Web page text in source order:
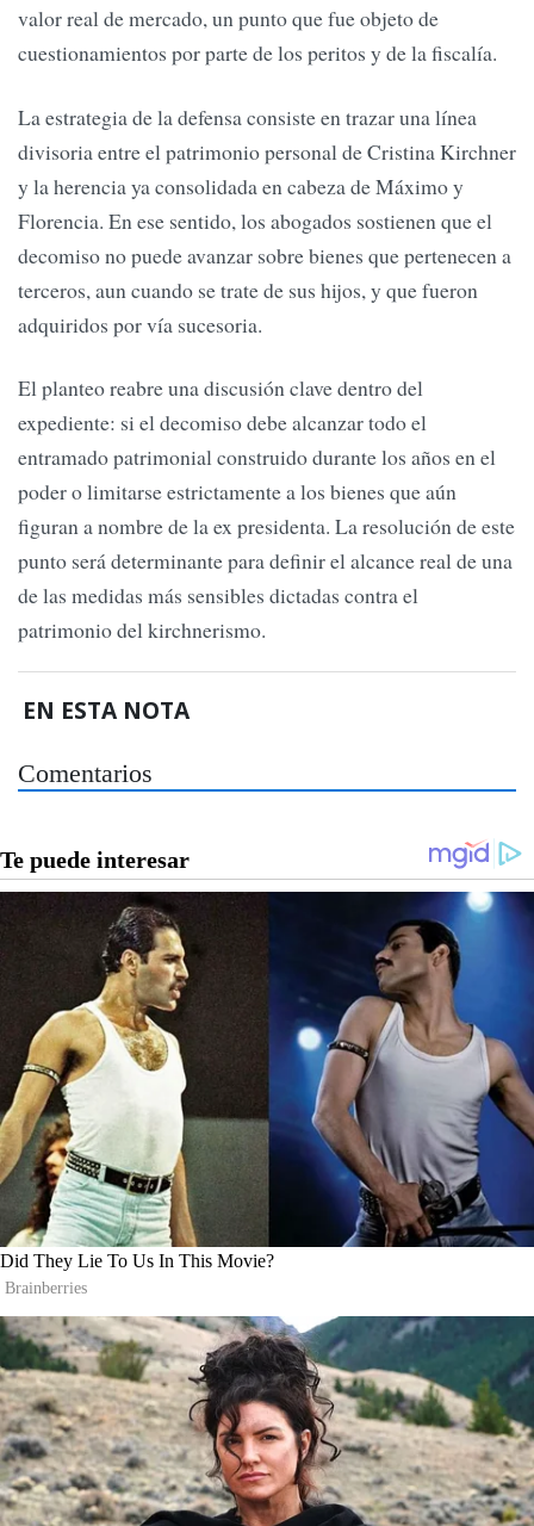
valor real de mercado, un punto que fue objeto de
cuestionamientos por parte de los peritos y de la fiscalía.
La estrategia de la defensa consiste en trazar una línea
divisoria entre el patrimonio personal de Cristina Kirchner
y la herencia ya consolidada en cabeza de Máximo y
Florencia. En ese sentido, los abogados sostienen que el
decomiso no puede avanzar sobre bienes que pertenecen a
terceros, aun cuando se trate de sus hijos, y que fueron
adquiridos por vía sucesoria.
El planteo reabre una discusión clave dentro del
expediente: si el decomiso debe alcanzar todo el
entramado patrimonial construido durante los años en el
poder o limitarse estrictamente a los bienes que aún
figuran a nombre de la ex presidenta. La resolución de este
punto será determinante para definir el alcance real de una
de las medidas más sensibles dictadas contra el
patrimonio del kirchnerismo.
EN ESTA NOTA
Comentarios